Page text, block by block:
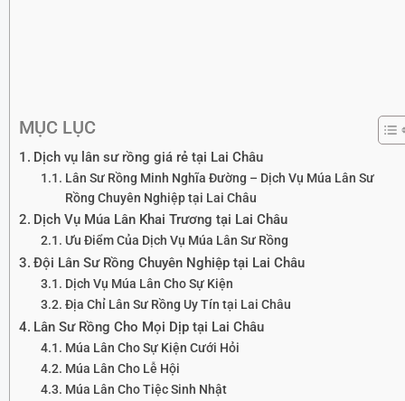
MỤC LỤC
Dịch vụ lân sư rồng giá rẻ tại Lai Châu
Lân Sư Rồng Minh Nghĩa Đường – Dịch Vụ Múa Lân Sư
Rồng Chuyên Nghiệp tại Lai Châu
Dịch Vụ Múa Lân Khai Trương tại Lai Châu
Ưu Điểm Của Dịch Vụ Múa Lân Sư Rồng
Đội Lân Sư Rồng Chuyên Nghiệp tại Lai Châu
Dịch Vụ Múa Lân Cho Sự Kiện
Địa Chỉ Lân Sư Rồng Uy Tín tại Lai Châu
Lân Sư Rồng Cho Mọi Dịp tại Lai Châu
Múa Lân Cho Sự Kiện Cưới Hỏi
Múa Lân Cho Lễ Hội
Múa Lân Cho Tiệc Sinh Nhật